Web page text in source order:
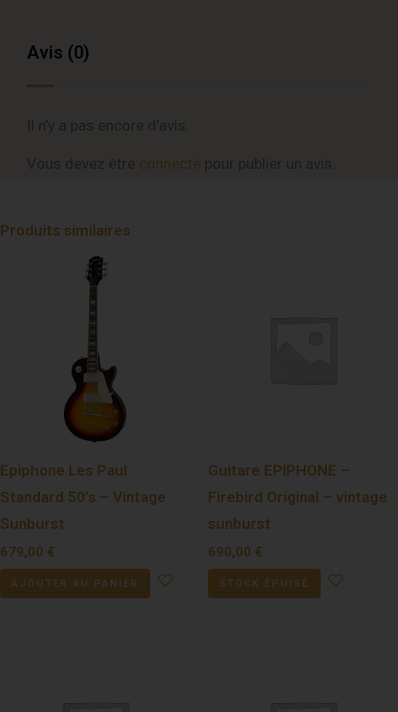
Avis (0)
connecté
Produits similaires
Epiphone Les Paul
Standard 50’s – Vintage
Sunburst
679,00 €
AJOUTER AU PANIER
Guitare EPIPHONE –
Firebird Original – vintage
sunburst
690,00 €
STOCK ÉPUISÉ